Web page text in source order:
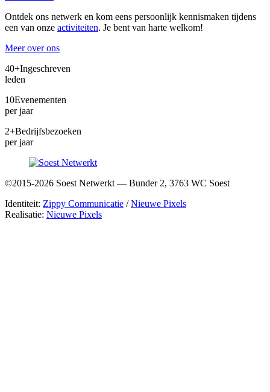
Ontdek ons netwerk en kom eens persoonlijk kennismaken tijdens
een van onze activiteiten. Je bent van harte welkom!
Meer over ons
40+Ingeschreven
leden
10Evenementen
per jaar
2+Bedrijfsbezoeken
per jaar
©2015-2026 Soest Netwerkt — Bunder 2, 3763 WC Soest
Identiteit: Zippy Communicatie /Nieuwe Pixels
Realisatie: Nieuwe Pixels